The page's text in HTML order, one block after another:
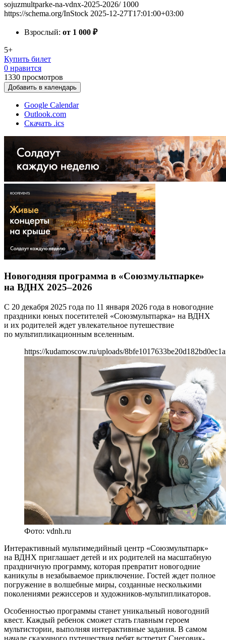
sojuzmultparke-na-vdnx-2025-2026/ 1000
https://schema.org/InStock 2025-12-27T17:01:00+03:00
Взрослый: от 1 000 ₽
5+
Купить билет
0 нравится
1330 просмотров
Добавить в календарь
Google Calendar
Outlook.com
Скачать .ics
Новогодняя программа в «Союзмультпарке»
на ВДНХ 2025–2026
С 20 декабря 2025 года по 11 января 2026 года в новогодние
праздники юных посетителей «Союзмультпарка» на ВДНХ
и их родителей ждет увлекательное путешествие
по мультипликационным вселенным.
https://kudamoscow.ru/uploads/
Фото: vdnh.ru
Интерактивный мультимедийный центр «Союзмультпарк»
на ВДНХ приглашает детей и их родителей на масштабную
праздничную программу, которая превратит новогодние
каникулы в незабываемое приключение. Гостей ждет полное
погружение в волшебные миры, созданные несколькими
поколениями режиссеров и художников-мультипликаторов.
Особенностью программы станет уникальный новогодний
квест. Каждый ребенок сможет стать главным героем
мультистории, выполняя интерактивные задания. В самом
начале сказочного путешествия ребят встретит Снеговик-